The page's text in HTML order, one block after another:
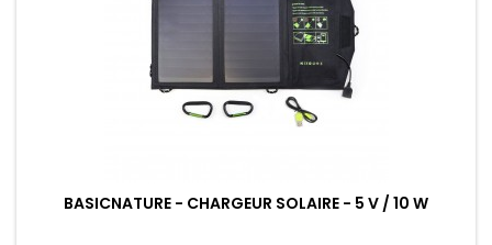
BASICNATURE - CHARGEUR SOLAIRE - 5 V / 10 W